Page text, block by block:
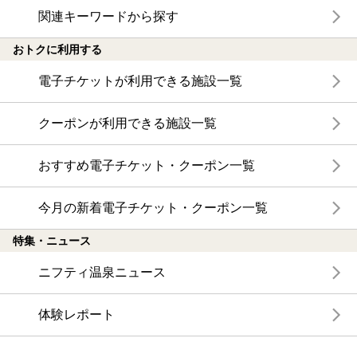
関連キーワードから探す
おトクに利用する
電子チケットが利用できる施設一覧
クーポンが利用できる施設一覧
おすすめ電子チケット・クーポン一覧
今月の新着電子チケット・クーポン一覧
特集・ニュース
ニフティ温泉ニュース
体験レポート